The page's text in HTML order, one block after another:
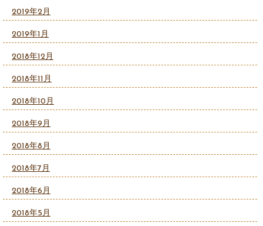
2019年2月
2019年1月
2018年12月
2018年11月
2018年10月
2018年9月
2018年8月
2018年7月
2018年6月
2018年5月